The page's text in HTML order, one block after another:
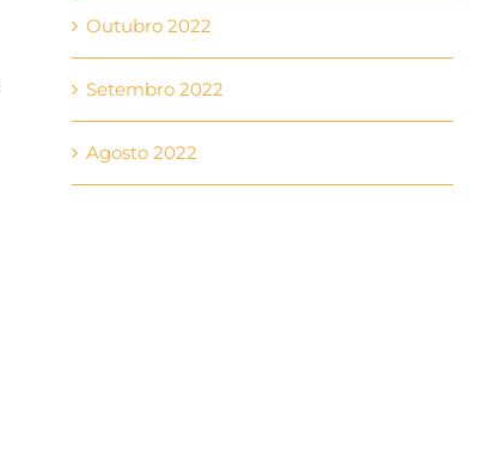
Outubro 2022
Setembro 2022
Agosto 2022